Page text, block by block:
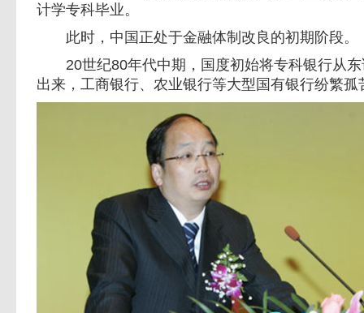
计学专科毕业。
此时，中国正处于金融体制改良的初期阶段。
20世纪80年代中期，国度初始将专科银行从东
出来，工商银行、农业银行等大型国有银行纷繁孤